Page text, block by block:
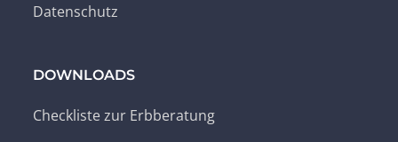
Datenschutz
DOWNLOADS
Checkliste zur Erbberatung